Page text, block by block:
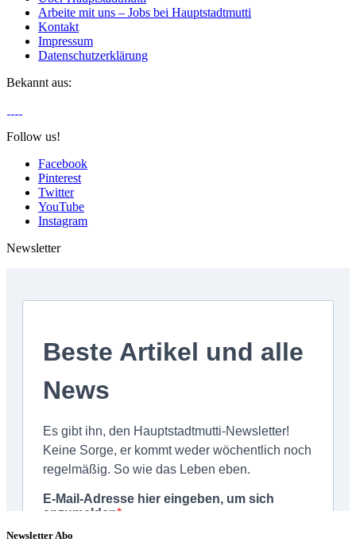
Arbeite mit uns – Jobs bei Hauptstadtmutti
Kontakt
Impressum
Datenschutzerklärung
Bekannt aus:
Follow us!
Facebook
Pinterest
Twitter
YouTube
Instagram
Newsletter
Newsletter Abo